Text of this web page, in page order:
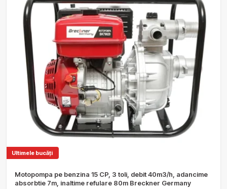
Ultimele bucăți
Motopompa pe benzina 15 CP, 3 toli, debit 40m3/h, adancime
absorbtie 7m, inaltime refulare 80m Breckner Germany